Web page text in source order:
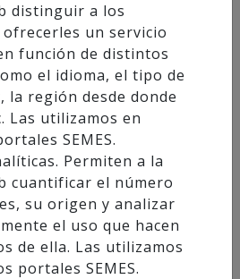
y emergente del
en las instalaciones
, del Ayuntamiento de
ha colaborado cediendo
realización de esta
la organización ha
de la empresa
distinguir a los
un servicio
función de distintos
el idioma, el tipo de
la región desde donde
Las utilizamos en
SEMES.
Permiten a la
cuantificar el número
su origen y analizar
el uso que hacen
de ella. Las utilizamos
portales SEMES.